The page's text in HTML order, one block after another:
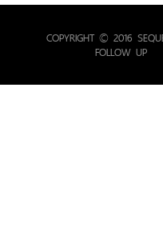
COPYRIGHT © 2016
FOLLOW UP